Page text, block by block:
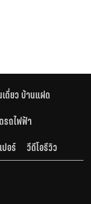
ดี่ยว บ้านแฝด
รถไฟฟ้า
ปอร์ วีดีโอรีวิว